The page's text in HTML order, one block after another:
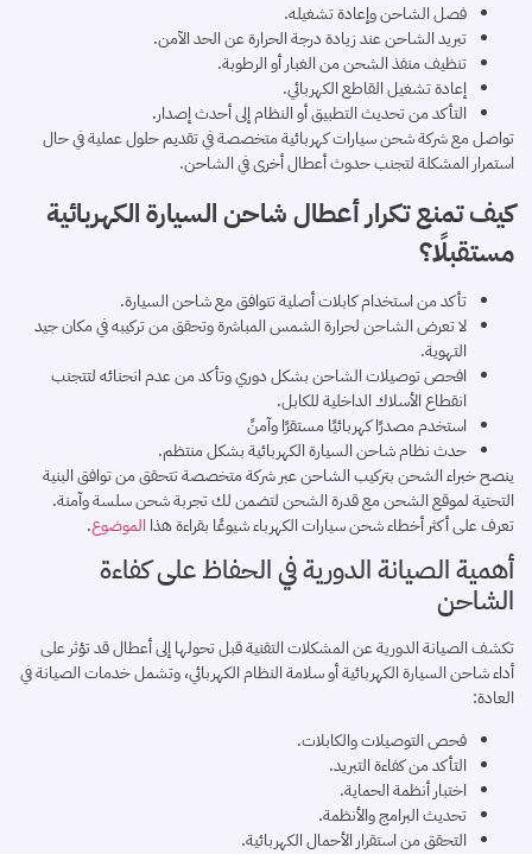
فصل الشاحن وإعادة تشغيله.
تبريد الشاحن عند زيادة درجة الحرارة عن الحد الآمن.
تنظيف منفذ الشحن من الغبار أو الرطوبة.
إعادة تشغيل القاطع الكهربائي.
التأكد من تحديث التطبيق أو النظام إلى أحدث إصدار.
تواصل مع شركة شحن سيارات كهربائية متخصصة في تقديم حلول عملية في حال
استمرار المشكلة لتجنب حدوث أعطال أخرى في الشاحن.
كيف تمنع تكرار أعطال شاحن السيارة الكهربائية
مستقبلًا؟
تأكد من استخدام كابلات أصلية تتوافق مع شاحن السيارة.
لا تعرض الشاحن لحرارة الشمس المباشرة وتحقق من تركيبه في مكان جيد
التهوية.
افحص توصيلات الشاحن بشكل دوري وتأكد من عدم انحنائه لتتجنب
انقطاع الأسلاك الداخلية للكابل.
استخدم مصدرًا كهربائيًا مستقرًا وآمنً
حدث نظام شاحن السيارة الكهربائية بشكل منتظم.
ينصح خبراء الشحن بتركيب الشاحن عبر شركة متخصصة تتحقق من توافق البنية
التحتية لموقع الشحن مع قدرة الشحن لتضمن لك تجربة شحن سلسة وآمنة.
تعرف على أكثر أخطاء شحن سيارات الكهرباء شيوعًا بقراءة هذا الموضوع.
أهمية الصيانة الدورية في الحفاظ على كفاءة
الشاحن
تكشف الصيانة الدورية عن المشكلات التقنية قبل تحولها إلى أعطال قد تؤثر على
أداء شاحن السيارة الكهربائية أو سلامة النظام الكهربائي، وتشمل خدمات الصيانة في
العادة:
فحص التوصيلات والكابلات.
التأكد من كفاءة التبريد.
اختبار أنظمة الحماية.
تحديث البرامج والأنظمة.
التحقق من استقرار الأحمال الكهربائية.